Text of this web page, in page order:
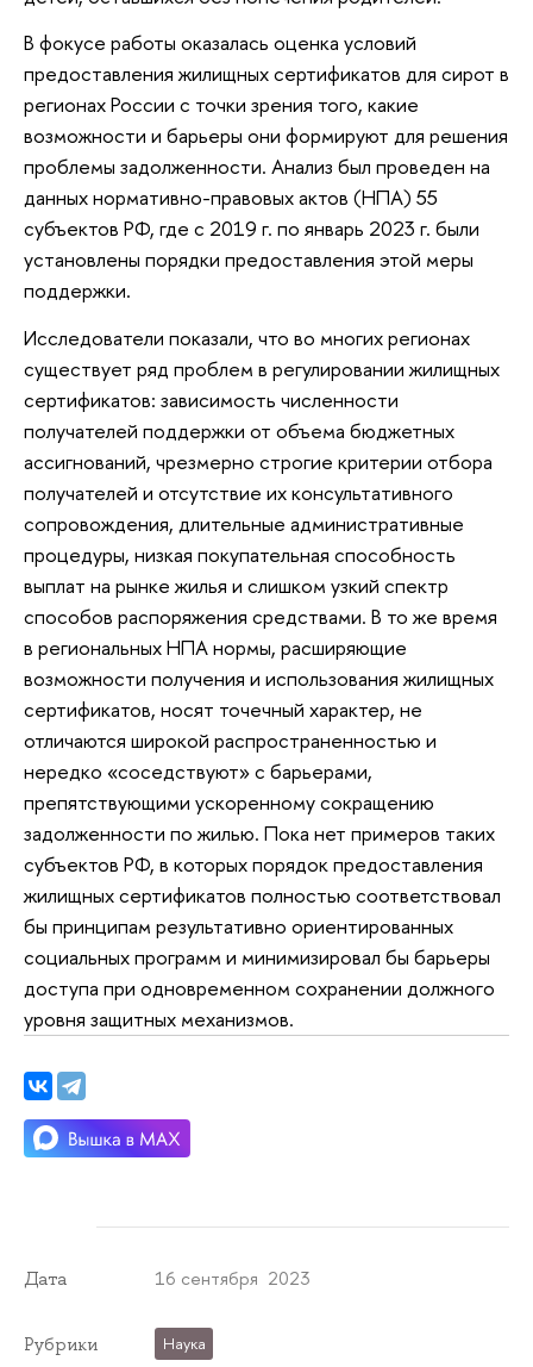
В фокусе работы оказалась оценка условий
предоставления жилищных сертификатов для сирот в
регионах России с точки зрения того, какие
возможности и барьеры они формируют для решения
проблемы задолженности. Анализ был проведен на
данных нормативно-правовых актов (НПА) 55
субъектов РФ, где с 2019 г. по январь 2023 г. были
установлены порядки предоставления этой меры
поддержки.
Исследователи показали, что во многих регионах
существует ряд проблем в регулировании жилищных
сертификатов: зависимость численности
получателей поддержки от объема бюджетных
ассигнований, чрезмерно строгие критерии отбора
получателей и отсутствие их консультативного
сопровождения, длительные административные
процедуры, низкая покупательная способность
выплат на рынке жилья и слишком узкий спектр
способов распоряжения средствами. В то же время
в региональных НПА нормы, расширяющие
возможности получения и использования жилищных
сертификатов, носят точечный характер, не
отличаются широкой распространенностью и
нередко «соседствуют» с барьерами,
препятствующими ускоренному сокращению
задолженности по жилью. Пока нет примеров таких
субъектов РФ, в которых порядок предоставления
жилищных сертификатов полностью соответствовал
бы принципам результативно ориентированных
социальных программ и минимизировал бы барьеры
доступа при одновременном сохранении должного
уровня защитных механизмов.
Дата 16 сентября 2023
Рубрики Наука